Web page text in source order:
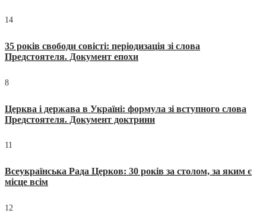
14
35 років свободи совісті: періодизація зі слова
Предстоятеля. Документ епохи
8
Церква і держава в Україні: формула зі вступного слова
Предстоятеля. Документ доктрини
11
Всеукраїнська Рада Церков: 30 років за столом, за яким є
місце всім
12